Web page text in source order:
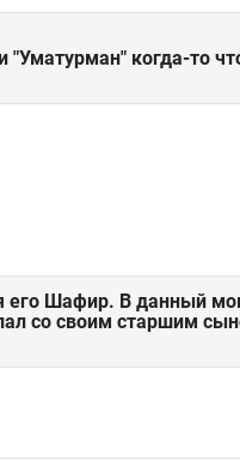
когда-то
Шафир. В данный
со своим старшим